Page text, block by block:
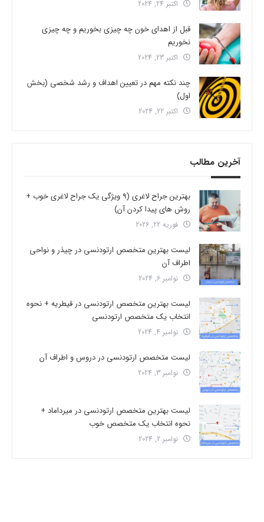
اکتبر 24, 2024
قبل از اهدای خون چه چیزی بخوریم و چه چیزی
نخوریم
اکتبر 23, 2024
چند نکته مهم در تعیین اهداف و رشد شخصی (بخش
اول)
اکتبر 22, 2024
آخرین مطالب
بهترین جراح لاغری (9 ویژگی یک جراح لاغری خوب +
روش های پیدا کردن آن)
فوریه 22, 2026
لیست بهترین متخصص ارتودنسی در چیذر و نواحی
اطراف آن
نوامبر 6, 2024
لیست بهترین متخصص ارتودنسی در قیطریه + نحوه
انتخاب یک متخصص ارتودنسی
نوامبر 4, 2024
لیست متخصص ارتودنسی در دروس و اطراف آن
نوامبر 3, 2024
لیست بهترین متخصص ارتودنسی در میرداماد +
نحوه انتخاب یک متخصص خوب
نوامبر 2, 2024